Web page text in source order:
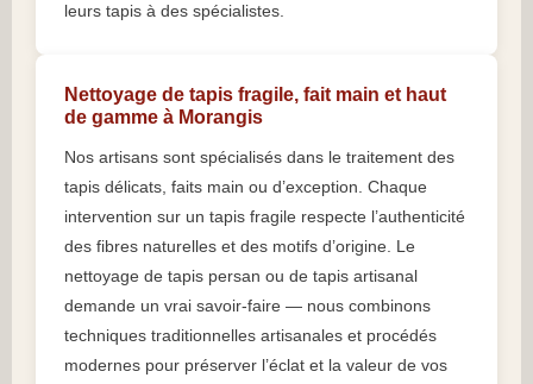
leurs tapis à des spécialistes.
Nettoyage de tapis fragile, fait main et haut
de gamme à Morangis
Nos artisans sont spécialisés dans le traitement des
tapis délicats, faits main ou d’exception. Chaque
intervention sur un tapis fragile respecte l’authenticité
des fibres naturelles et des motifs d’origine. Le
nettoyage de tapis persan ou de tapis artisanal
demande un vrai savoir-faire — nous combinons
techniques traditionnelles artisanales et procédés
modernes pour préserver l’éclat et la valeur de vos